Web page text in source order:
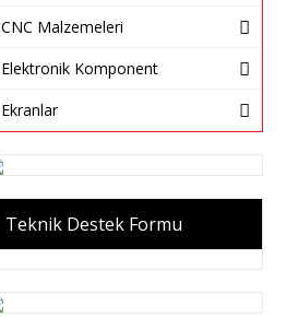
CNC Malzemeleri
Elektronik Komponent
Ekranlar
Teknik Destek Formu